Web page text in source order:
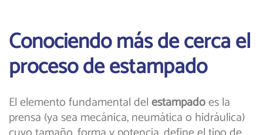
Conociendo más de cerca el
proceso de estampado
El elemento fundamental delestampadoes la
prensa (ya sea mecánica, neumática o hidráulica)